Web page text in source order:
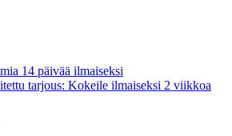
14 päivää ilmaiseksi
tarjous: Kokeile ilmaiseksi 2 viikkoa